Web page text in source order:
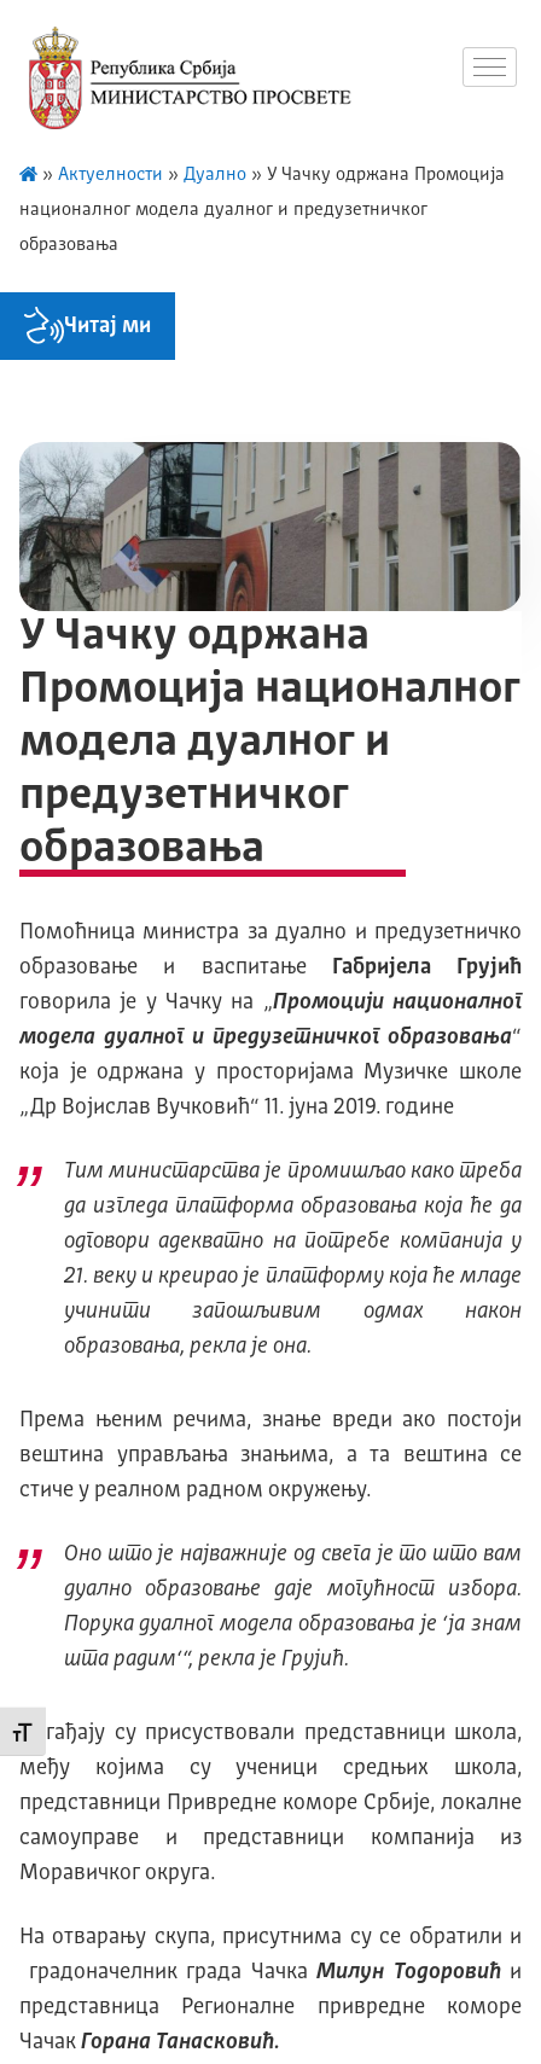
Промени величину слова
» Актуелности » Дуално » У Чачку одржана Промоција
националног модела дуалног и предузетничког
образовања
Читај ми
У Чачку одржана
Промоција националног
модела дуалног и
предузетничког
образовања
Помоћница министра за дуално и предузетничко
образовање и васпитање
Габријела Грујић
говорила је у Чачку на „Промоцији националног
модела дуалног и предузетничког образовања“
која је одржана у просторијама Музичке школе
„Др Војислав Вучковић“ 11. јуна 2019. године
Тим министарства је промишљао како треба
да изгледа платформа образовања која ће да
одговори адекватно на потребе компанија у
21. веку и креирао је платформу која ће младе
учинити запошљивим одмах након
образовања, рекла је она.
Према њеним речима, знање вреди ако постоји
вештина управљања знањима, а та вештина се
стиче у реалном радном окружењу.
Оно што је најважније од свега је то што вам
дуално образовање даје могућност избора.
Порука дуалног модела образовања је ‘ја знам
шта радим‘“, рекла је Грујић.
Догађају су присуствовали представници школа,
међу којима су ученици средњих школа,
представници Привредне комoре Србије, локалне
самоуправе и представници компанија из
Моравичког округа.
На отварању скупа, присутнима су се обратили и
градоначелник града Чачка Милун Тодоровићи
представница Регионалне привредне коморе
Чачак Горана Танасковић.